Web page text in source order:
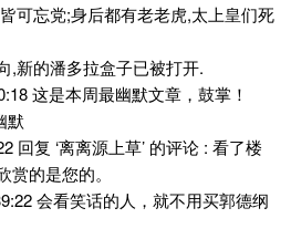
可忘党;身后都有老老虎,太上皇们死
,新的潘多拉盒子已被打开.
这是本周最幽默文章，鼓掌！
默
回复 ‘离离源上草’ 的评论 : 看了楼
的是您的。
会看笑话的人，就不用买郭德纲